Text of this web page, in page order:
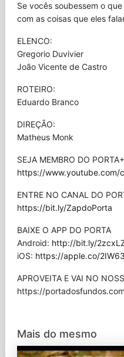
Se vocês soubessem o
com as coisas que eles
ELENCO:
Gregorio Duvivier
João Vicente de Castro
ROTEIRO:
Eduardo Branco
DIREÇÃO:
Matheus Monk
SEJA MEMBRO DO PORTA+
https://www.youtube.com/
ENTRE NO CANAL DO
https://bit.ly/ZapdoPorta
BAIXE O APP DO PORTA
Android: http://bit.ly/
iOS: https://apple.co/
APROVEITA E VAI NO
⁠https://
Mais do mesmo